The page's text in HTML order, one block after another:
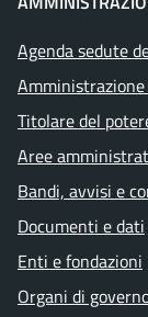
Agenda sedute
Titolare del
Aree
Bandi, avvisi e
Documenti e dati
Enti e fondazioni
Organi di